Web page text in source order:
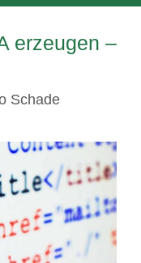
erzeugen –
Schade